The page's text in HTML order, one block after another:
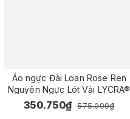
Áo ngực Đài Loan Rose Ren
Nguyên Ngực Lót Vải LYCRA®
350.750₫ 575.000₫